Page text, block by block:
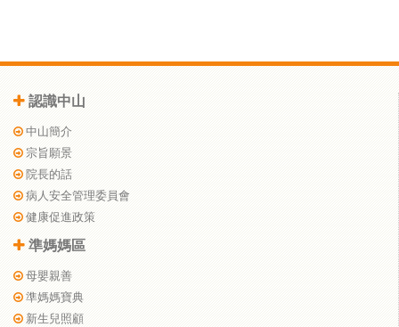
認識中山
中山簡介
宗旨願景
院長的話
病人安全管理委員會
健康促進政策
準媽媽區
母嬰親善
準媽媽寶典
新生兒照顧